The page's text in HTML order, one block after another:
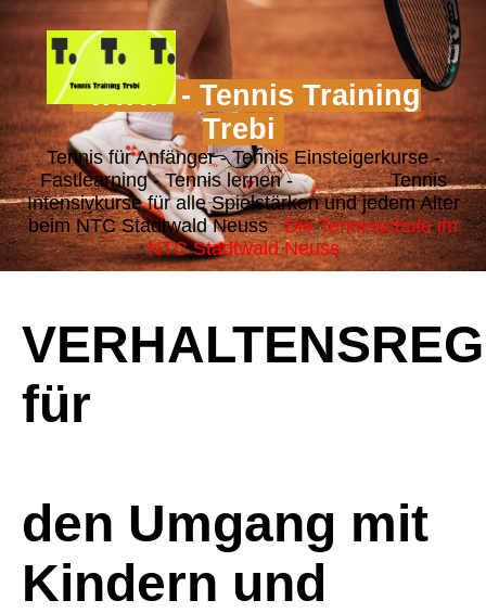
"T.T.T." - Tennis Training
Trebi
Tennis für Anfänger - Tennis Einsteigerkurse -
Fastlearning - Tennis lernen - Tennis
Intensivkurse für alle Spielstärken und jedem Alter
beim NTC Stadtwald NeussDie Tennisschule im
NTC Stadtwald Neuss
für
den Umgang mit
Kindern und